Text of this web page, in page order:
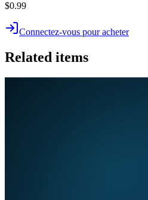
$0.99
Connectez-vous pour acheter
Related items